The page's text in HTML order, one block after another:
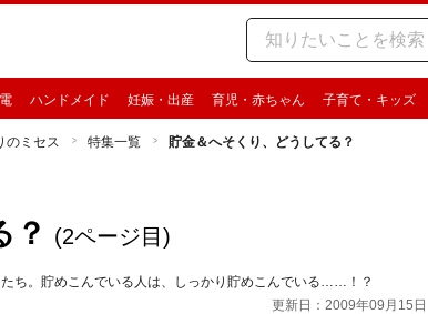
ハンドメイド 妊娠・出産 育児・赤ちゃん 子育て・キッズ
のミセス 特集一覧 貯金＆へそくり、どうしてる？
？ (2ページ目)
ち。貯めこんでいる人は、しっかり貯めこんでいる……！？
更新日：2009年09月15日